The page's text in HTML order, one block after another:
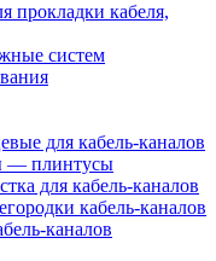
прокладки кабеля,
систем
для кабель-каналов
— плинтусы
для кабель-каналов
кабель-каналов
каналов